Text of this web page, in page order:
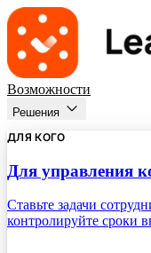
Возможности
Решения
ДЛЯ КОГО
Для управления
Ставьте задачи
контролируйте сроки